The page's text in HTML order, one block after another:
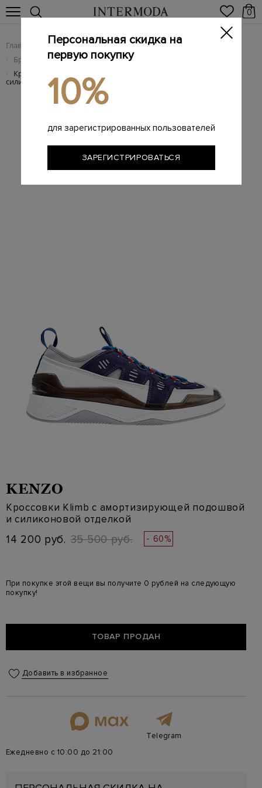
0
Главная Мужчинам / Брендовая мужская обувь
/ Брендовые мужские кроссовки
/ Кроссовки Klimb с амортизирующей подошвой и
силиконовой отделкой
KENZO
Кроссовки Klimb с амортизирующей подошвой
и силиконовой отделкой
14 200 руб. 35 500 руб. - 60%
При покупке этой вещи вы получите 0 рублей на следующую
покупку!
ТОВАР ПРОДАН
Добавить в избранное
Telegram
Ежедневно с 10:00 до 21:00
Персональная скидка на
первую покупку
10%
для зарегистрированных пользователей
ЗАРЕГИСТРИРОВАТЬСЯ